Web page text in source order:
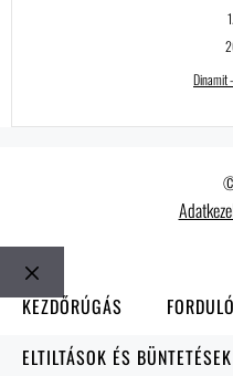
Dinamit
Bezár
KEZDŐRÚGÁS
ELTILTÁSOK ÉS BÜNTETÉSEK